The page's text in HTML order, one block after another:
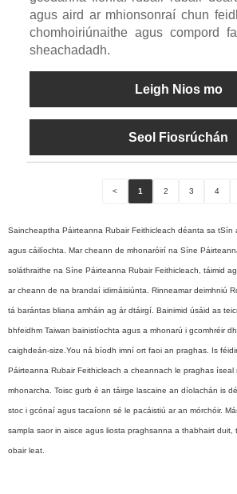
agus aird ar mhionsonraí chun
chomhoiriúnaithe agus compord
sheachadadh.
Leigh Nios mo
Seol Fiosrúchán
< 1 2 3 4
Saincheaptha Páirteanna Rubair Feithicleach déanta sa tSín
agus cáilíochta. Mar cheann de mhonaróirí na Síne
soláthraithe na Síne Páirteanna Rubair Feithicleach, táimid
ar cheann de na brandaí idirnáisiúnta. Rinneamar deimhniú
tá barántas bliana amháin ag ár dtáirgí. Bainimid úsáid as
bhfeidhm Taiwan bainistíochta agus a mhonarú i gcomhréir
caighdeán-size.You ná bíodh imní ort faoi an praghas. Is
Páirteanna Rubair Feithicleach a cheannach le praghas
mhonarcha. Toisc gurb é an táirge lascaine an díolachán is
stoc i gcónaí agus tacaíonn sé le pacáistiú ar an mórchóir.
sampla saor in aisce agus liosta praghsanna a thabhairt duit,
obair leat.